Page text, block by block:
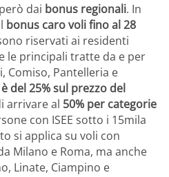
dai bonus regionali. In
bonus caro voli fino al 28
riservati ai residenti
le principali tratte da e per
Comiso, Pantelleria e
del 25% sul prezzo del
arrivare al 50% per categorie
con ISEE sotto i 15mila
si applica su voli con
Milano e Roma, ma anche
Linate, Ciampino e